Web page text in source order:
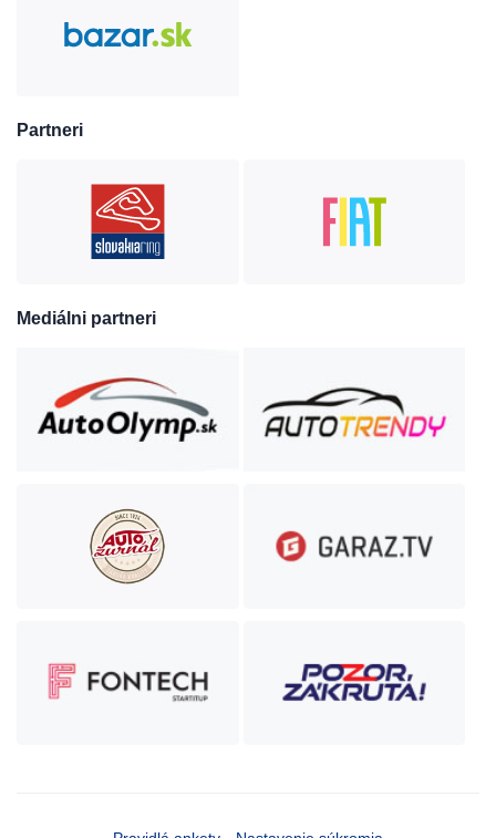
Partneri
Mediálni partneri